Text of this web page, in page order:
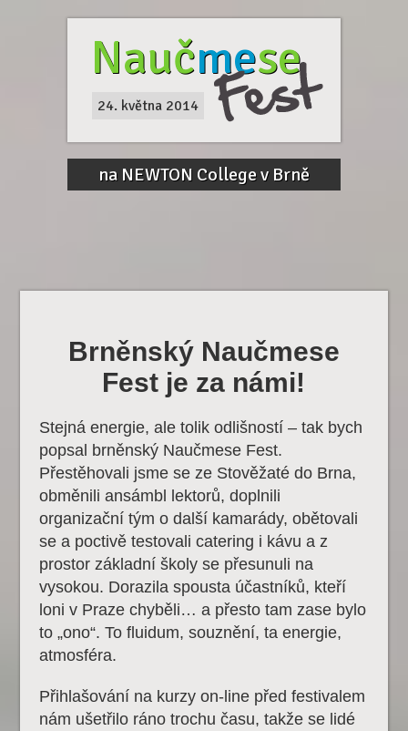
Naučmese
24. května 2014
na NEWTON College v Brně
Brněnský Naučmese
Fest je za námi!
Stejná energie, ale tolik odlišností – tak bych
popsal brněnský Naučmese Fest.
Přestěhovali jsme se ze Stověžaté do Brna,
obměnili ansámbl lektorů, doplnili
organizační tým o další kamarády, obětovali
se a poctivě testovali catering i kávu a z
prostor základní školy se přesunuli na
vysokou. Dorazila spousta účastníků, kteří
loni v Praze chyběli… a přesto tam zase bylo
to „ono“. To fluidum, souznění, ta energie,
atmosféra.
Přihlašování na kurzy on-line před festivalem
nám ušetřilo ráno trochu času, takže se lidé